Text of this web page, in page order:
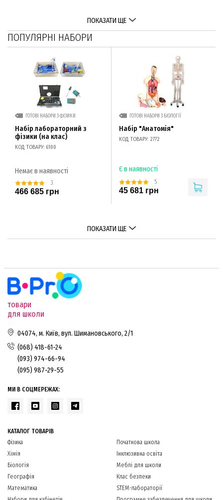
ПОКАЗАТИ ЩЕ
ПОПУЛЯРНІ НАБОРИ
ГОТОВІ НАБОРИ З ФІЗИКИ
Набір лабораторний з
фізики (на клас)
КОД ТОВАРУ: 6100
Немає в наявності
3
466 685 грн
ГОТОВІ НАБОРИ З БІОЛОГІЇ
Набір "Анатомія"
КОД ТОВАРУ: 2772
Є в наявності
5
45 681 грн
ПОКАЗАТИ ЩЕ
товари
для школи
04074, м. Київ, вул. Шимановського, 2/1
(068) 418-61-24
(093) 974-66-94
(095) 987-29-55
МИ В СОЦМЕРЕЖАХ:
КАТАЛОГ ТОВАРІВ
Фізика
Хімія
Біологія
Географія
Математика
Початкова школа
Інклюзивна освіта
Меблі для школи
Клас безпеки
STEM-лабораторії